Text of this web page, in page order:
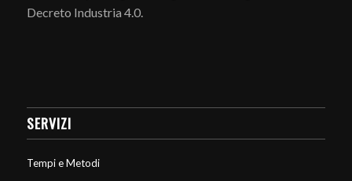
Decreto Industria 4.0.
SERVIZI
Tempi e Metodi